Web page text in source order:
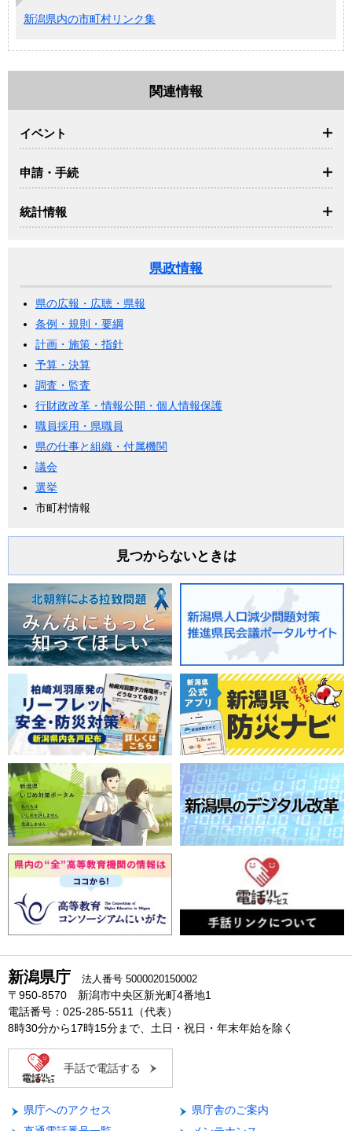
新潟県内の市町村リンク集
関連情報
イベント
申請・手続
統計情報
県政情報
県の広報・広聴・県報
条例・規則・要綱
計画・施策・指針
予算・決算
調査・監査
行財政改革・情報公開・個人情報保護
職員採用・県職員
県の仕事と組織・付属機関
議会
選挙
市町村情報
見つからないときは
新潟県庁 法人番号 5000020150002
〒950-8570 新潟市中央区新光町4番地1
電話番号：025-285-5511（代表）
8時30分から17時15分まで、土日・祝日・年末年始を除く
手話で電話する
県庁へのアクセス
県庁舎のご案内